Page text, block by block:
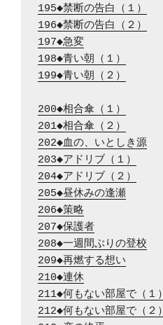
195◆禁断の告白（１）
196◆禁断の告白（２）
197◆急変
198◆青い朝（１）
199◆青い朝（２）
200◆相合傘（１）
201◆相合傘（２）
202◆血の、いとしき源
203◆アドリブ（１）
204◆アドリブ（２）
205◆昼休みの逢瀬
206◆策略
207◆保護者
208◆一週間ぶりの登校
209◆再燃する想い
210◆連休
211◆何もない部屋で（１）
212◆何もない部屋で（２）